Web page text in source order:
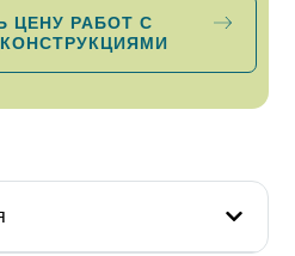
ЦЕНУ РАБОТ С